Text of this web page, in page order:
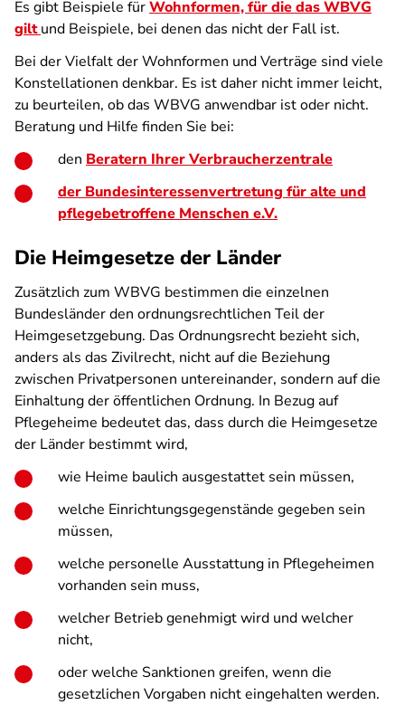
Es gibt Beispiele fürWohnformen, für die das WBVG
giltund Beispiele, bei denen das nicht der Fall ist.
Bei der Vielfalt der Wohnformen und Verträge sind viele
Konstellationen denkbar. Es ist daher nicht immer leicht,
zu beurteilen, ob das WBVG anwendbar ist oder nicht.
Beratung und Hilfe finden Sie bei:
den Beratern Ihrer Verbraucherzentrale
der Bundesinteressenvertretung für alte und
pflegebetroffene Menschen e.V.
Die Heimgesetze der Länder
Zusätzlich zum WBVG bestimmen die einzelnen
Bundesländer den ordnungsrechtlichen Teil der
Heimgesetzgebung. Das Ordnungsrecht bezieht sich,
anders als das Zivilrecht, nicht auf die Beziehung
zwischen Privatpersonen untereinander, sondern auf die
Einhaltung der öffentlichen Ordnung. In Bezug auf
Pflegeheime bedeutet das, dass durch die Heimgesetze
der Länder bestimmt wird,
wie Heime baulich ausgestattet sein müssen,
welche Einrichtungsgegenstände gegeben sein
müssen,
welche personelle Ausstattung in Pflegeheimen
vorhanden sein muss,
welcher Betrieb genehmigt wird und welcher
nicht,
oder welche Sanktionen greifen, wenn die
gesetzlichen Vorgaben nicht eingehalten werden.